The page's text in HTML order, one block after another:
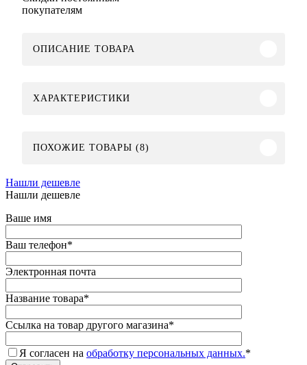
покупателям
ОПИСАНИЕ ТОВАРА
ХАРАКТЕРИСТИКИ
ПОХОЖИЕ ТОВАРЫ (8)
Нашли дешевле
Нашли дешевле
Ваше имя
Ваш телефон*
Электронная почта
Название товара*
Ссылка на товар другого магазина*
Я согласен на обработку персональных данных.*